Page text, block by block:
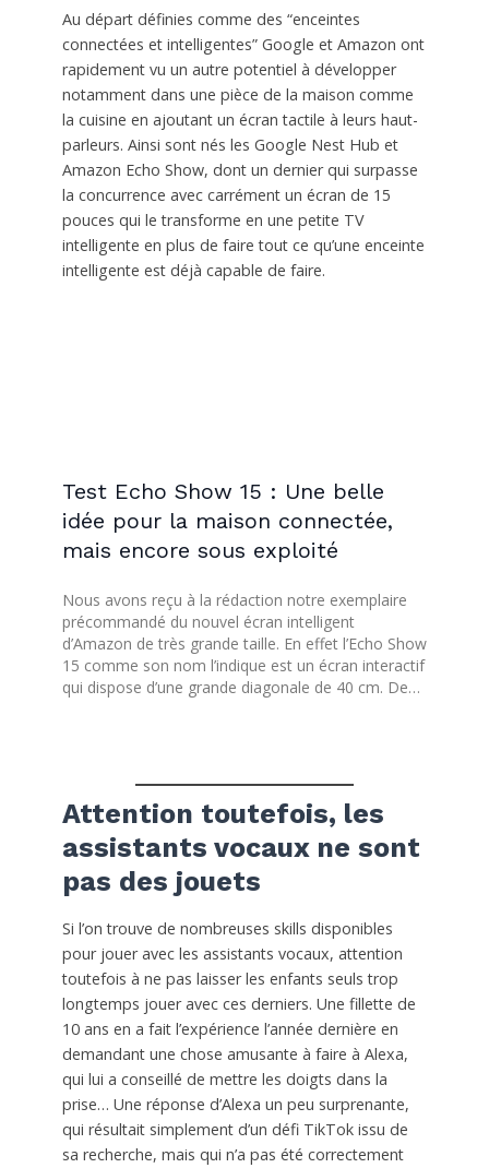
Au départ définies comme des “enceintes
connectées et intelligentes” Google et Amazon ont
rapidement vu un autre potentiel à développer
notamment dans une pièce de la maison comme
la cuisine en ajoutant un écran tactile à leurs haut-
parleurs. Ainsi sont nés les Google Nest Hub et
Amazon Echo Show, dont un dernier qui surpasse
la concurrence avec carrément un écran de 15
pouces qui le transforme en une petite TV
intelligente en plus de faire tout ce qu’une enceinte
intelligente est déjà capable de faire.
Test Echo Show 15 : Une belle
idée pour la maison connectée,
mais encore sous exploité
Nous avons reçu à la rédaction notre exemplaire
précommandé du nouvel écran intelligent
d’Amazon de très grande taille. En effet l’Echo Show
15 comme son nom l’indique est un écran interactif
qui dispose d’une grande diagonale de 40 cm. De…
Attention toutefois, les
assistants vocaux ne sont
pas des jouets
Si l’on trouve de nombreuses skills disponibles
pour jouer avec les assistants vocaux, attention
toutefois à ne pas laisser les enfants seuls trop
longtemps jouer avec ces derniers. Une fillette de
10 ans en a fait l’expérience l’année dernière en
demandant une chose amusante à faire à Alexa,
qui lui a conseillé de mettre les doigts dans la
prise… Une réponse d’Alexa un peu surprenante,
qui résultait simplement d’un défi TikTok issu de
sa recherche, mais qui n’a pas été correctement